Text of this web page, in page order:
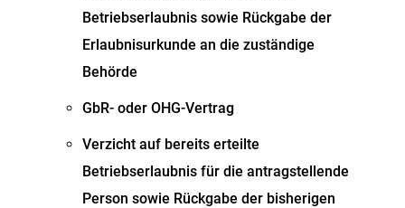
Betriebserlaubnis sowie Rückgabe der
Erlaubnisurkunde an die zuständige
Behörde
GbR- oder OHG-Vertrag
Verzicht auf bereits erteilte
Betriebserlaubnis für die antragstellende
Person sowie Rückgabe der bisherigen